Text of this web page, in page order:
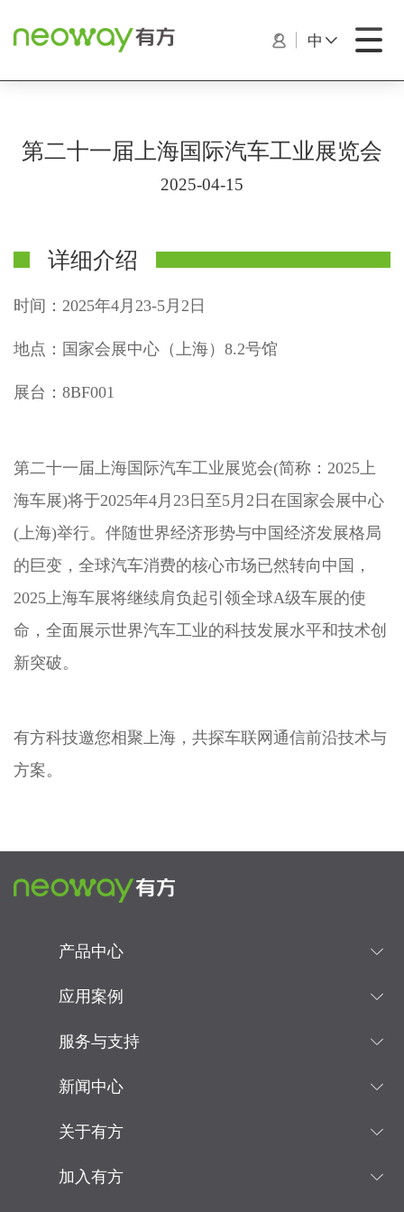
中
第二十一届上海国际汽车工业展览会
2025-04-15
详细介绍
时间：2025年4月23-5月2日
地点：国家会展中心（上海）8.2号馆
展台：8BF001
第二十一届上海国际汽车工业展览会(简称：2025上
海车展)将于2025年4月23日至5月2日在国家会展中心
(上海)举行。伴随世界经济形势与中国经济发展格局
的巨变，全球汽车消费的核心市场已然转向中国，
2025上海车展将继续肩负起引领全球A级车展的使
命，全面展示世界汽车工业的科技发展水平和技术创
新突破。
有方科技邀您相聚上海，共探车联网通信前沿技术与
方案。
产品中心
应用案例
服务与支持
新闻中心
关于有方
加入有方